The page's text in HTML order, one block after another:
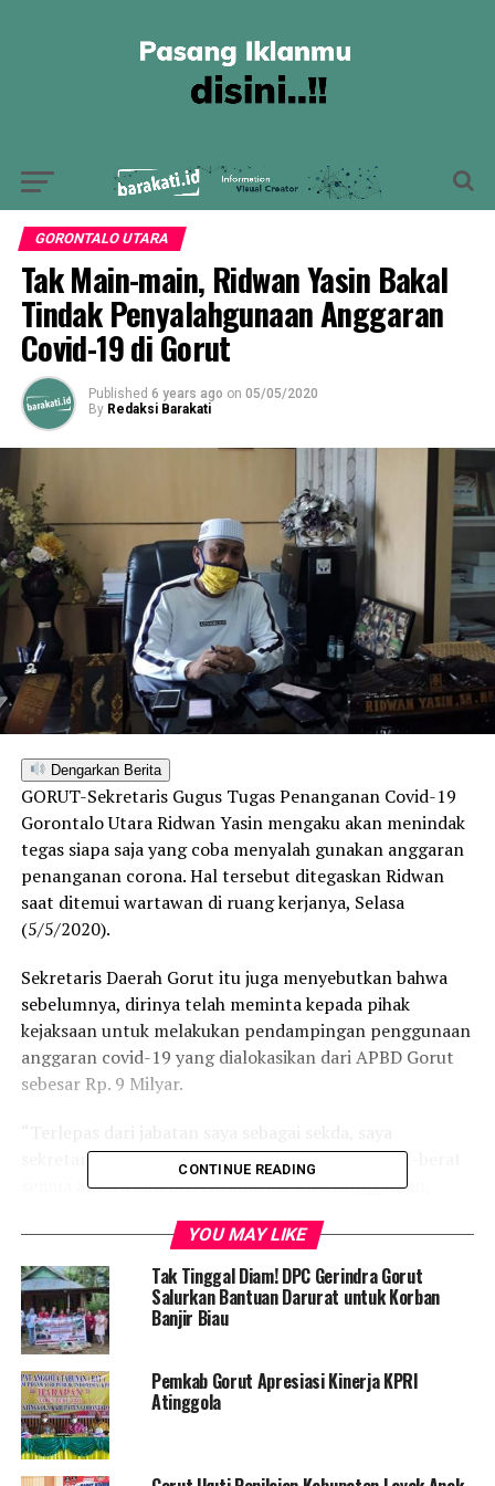
GORONTALO UTARA
Tak Main-main, Ridwan Yasin Bakal
Tindak Penyalahgunaan Anggaran
Covid-19 di Gorut
Published 6 years ago on 05/05/2020
By Redaksi Barakati
Dengarkan Berita
GORUT-Sekretaris Gugus Tugas Penanganan Covid-19
Gorontalo Utara Ridwan Yasin mengaku akan menindak
tegas siapa saja yang coba menyalah gunakan anggaran
penanganan corona. Hal tersebut ditegaskan Ridwan
saat ditemui wartawan di ruang kerjanya, Selasa
(5/5/2020).
Sekretaris Daerah Gorut itu juga menyebutkan bahwa
sebelumnya, dirinya telah meminta kepada pihak
kejaksaan untuk melakukan pendampingan penggunaan
anggaran covid-19 yang dialokasikan dari APBD Gorut
sebesar Rp. 9 Milyar.
sekretaris gugus tugas, tugasnya ada tujuh, berat-berat
semua antara lain merencanakan, menganggarkan,
ujar Ridwan Yasin.
Ia menjelaskan pula bahwa pada hari ini, tempat
karantina yakni Puskesmas Popalo dan SDN 4 sudah
mulai di kerjakan. Olehnya itu mulai besok, dirinya akan
melakukan evaluasi guna memonitor perkembangan
pekerjaan tersebut.
“Jika tidak sesuai saya minta disesuaikan, jika tidak
CONTINUE READING
YOU MAY LIKE
Tak Tinggal Diam! DPC Gerindra Gorut
Salurkan Bantuan Darurat untuk Korban
Banjir Biau
Pemkab Gorut Apresiasi Kinerja KPRI
Atinggola